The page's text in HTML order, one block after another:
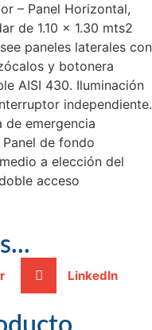
– Panel Horizontal,
de 1.10 x 1.30 mts2
paneles laterales con
y botonera
AISI 430. Iluminación
independiente.
de emergencia
de fondo
a elección del
acceso
LinkedIn